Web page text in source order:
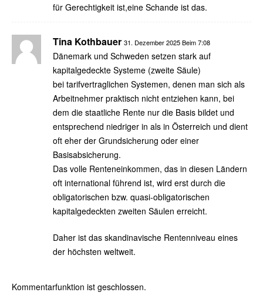
für Gerechtigkeit ist,eine Schande ist das.
Tina Kothbauer 31. Dezember 2025 Beim 7:08
Dänemark und Schweden setzen stark auf
kapitalgedeckte Systeme (zweite Säule)
bei tarifvertraglichen Systemen, denen man sich als
Arbeitnehmer praktisch nicht entziehen kann, bei
dem die staatliche Rente nur die Basis bildet und
entsprechend niedriger in als in Österreich und dient
oft eher der Grundsicherung oder einer
Basisabsicherung.
Das volle Renteneinkommen, das in diesen Ländern
oft international führend ist, wird erst durch die
obligatorischen bzw. quasi-obligatorischen
kapitalgedeckten zweiten Säulen erreicht.
Daher ist das skandinavische Rentenniveau eines
der höchsten weltweit.
Kommentarfunktion ist geschlossen.